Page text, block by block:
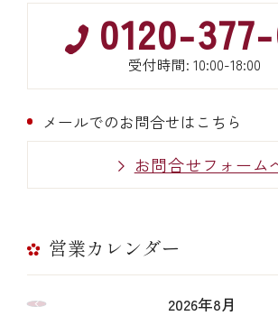
0120-
受付時間: 10:00-18:00
メールでのお問合せはこちら
お問合せフォーム
営業カレンダー
2026年8月